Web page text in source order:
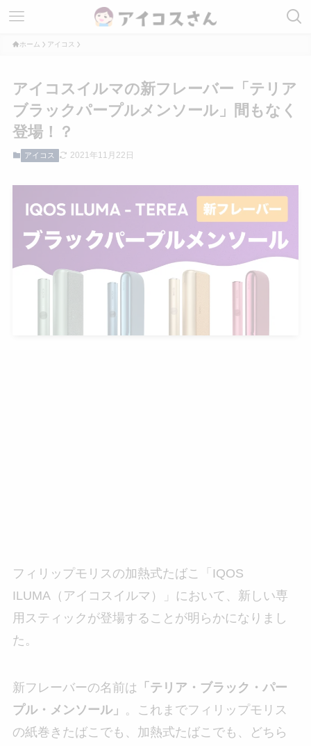
ホーム アイコス
アイコスイルマの新フレーバー「テリア
ブラックパープルメンソール」間もなく
登場！？
アイコス 2021年11月22日
フィリップモリスの加熱式たばこ「IQOS
ILUMA（アイコスイルマ）」において、新しい専
用スティックが登場することが明らかになりまし
た。
新フレーバーの名前は 「テリア・ブラック・パー
プル・メンソール」 。これまでフィリップモリス
の紙巻きたばこでも、加熱式たばこでも、どちら